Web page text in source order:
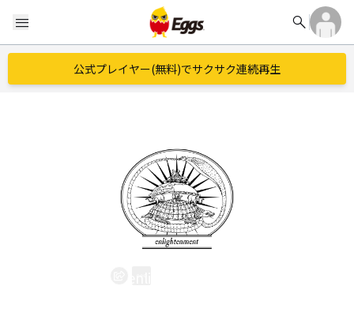
menu search
公式プレイヤー(無料)でサクサク連続再生